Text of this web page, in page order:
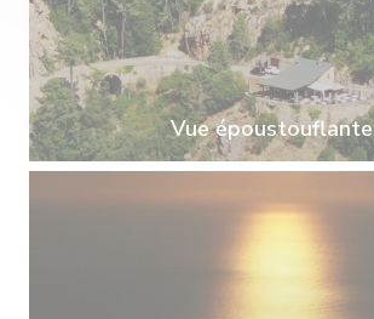
Vue époustouflante